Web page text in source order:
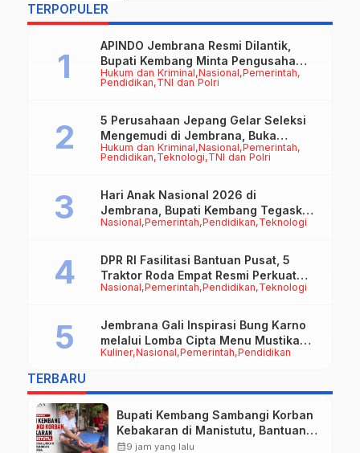
TERPOPULER
Hukum dan Kriminal Nasional Pemerintah
Pendidikan TNI dan Polri
APINDO Jembrana Resmi Dilantik,
Bupati Kembang Minta Pengusaha
Jadi Motor Penggerak Ekonomi
Hukum dan Kriminal Nasional Pemerintah
Pendidikan Teknologi TNI dan Polri
5 Perusahaan Jepang Gelar Seleksi
Mengemudi di Jembrana, Buka
Peluang Kerja bagi Calon PMI
Nasional Pemerintah Pendidikan Teknologi
Hari Anak Nasional 2026 di
Jembrana, Bupati Kembang Tegaskan
Pentingnya Karakter dan Budaya di
Nasional Pemerintah Pendidikan Teknologi
DPR RI Fasilitasi Bantuan Pusat, 5
Traktor Roda Empat Resmi Perkuat
Mekanisasi Pertanian Jembrana
Kuliner Nasional Pemerintah Pendidikan
Jembrana Gali Inspirasi Bung Karno
melalui Lomba Cipta Menu Mustika
Rasa
TERBARU
Bupati Kembang Sambangi Korban
Kebakaran di Manistutu, Bantuan
Disalurkan untuk Ringankan Beban
calendar_month9 jam yang lalu